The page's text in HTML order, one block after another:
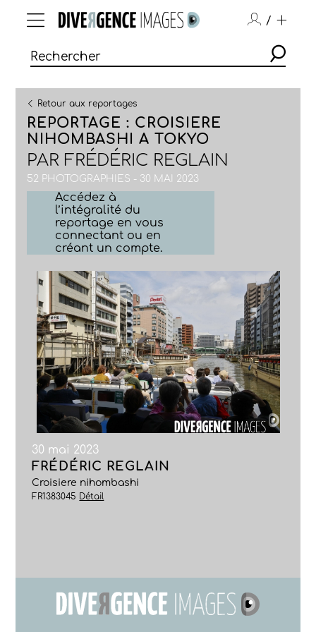
/
Retour aux reportages
REPORTAGE : CROISIERE
NIHOMBASHI A TOKYO
PAR FRÉDÉRIC REGLAIN
52 PHOTOGRAPHIES - 30 MAI 2023
Accédez à
l’intégralité du
reportage en vous
connectant ou en
créant un compte.
30 mai 2023
FRÉDÉRIC REGLAIN
Croisiere nihombashi
FR1383045 Détail